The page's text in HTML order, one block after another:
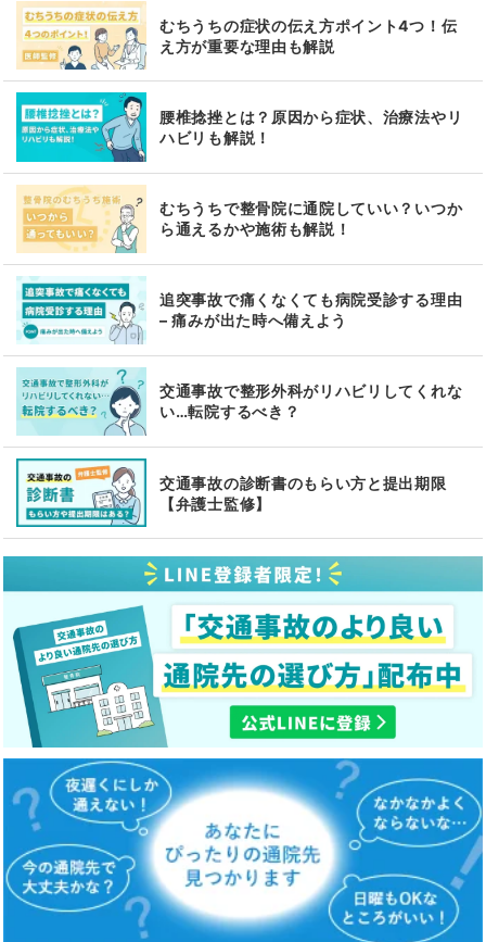
むちうちの症状の伝え方ポイント4つ！伝
え方が重要な理由も解説
腰椎捻挫とは？原因から症状、治療法やリ
ハビリも解説！
むちうちで整骨院に通院していい？いつか
ら通えるかや施術も解説！
追突事故で痛くなくても病院受診する理由
– 痛みが出た時へ備えよう
交通事故で整形外科がリハビリしてくれな
い…転院するべき？
交通事故の診断書のもらい方と提出期限
【弁護士監修】